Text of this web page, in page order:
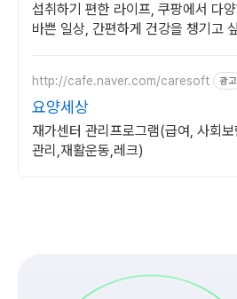
섭취하기 편한 라이프, 쿠팡에서 다
바쁜 일상, 간편하게 건강을 챙기고
http://cafe.naver.com/caresoft 광고
요양세상
재가센터 관리프로그램(급여, 사회
관리,재활운동,레크)